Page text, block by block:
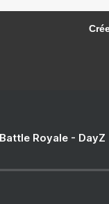
Royale - DayZ